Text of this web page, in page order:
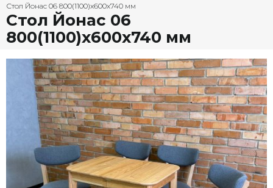
Стол Йонас 06 800(1100)х600х740 мм
Стол Йонас 06
800(1100)х600х740 мм